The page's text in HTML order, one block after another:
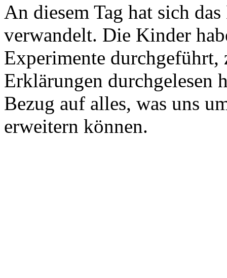
An diesem Tag hat sich
verwandelt. Die Kinder
Experimente durchgeführt,
Erklärungen durchgelesen
Bezug auf alles, was uns
erweitern können.